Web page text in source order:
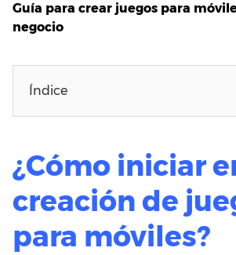
Guía para crear juegos para
negocio
Índice
¿Cómo iniciar
creación de
para móviles?